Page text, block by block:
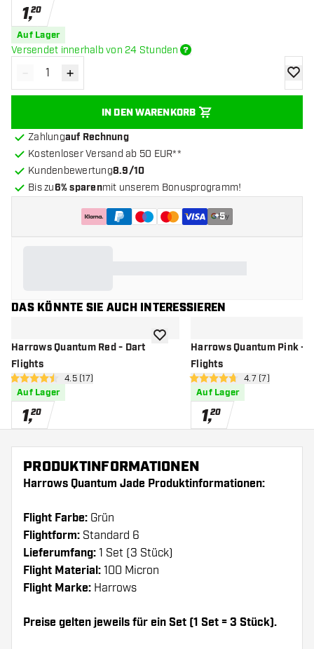
1,20
Auf Lager
Versendet innerhalb von 24 Stunden
Menge verringern
- Menge erhöhen
+
IN DEN WARENKORB
Zur
Zahlungauf Rechnung
Kostenloser Versand ab 50 EUR**
Kundenbewertung8.9/10
Bis zu6% sparenmit unserem Bonusprogramm!
+5
DAS KÖNNTE SIE AUCH INTERESSIEREN
Harrows Quantum Red - Dart
Flights
Bewertungsbereich öffnen
4.5 Bewertungssterne
4.5 (17)
Auf Lager
1,20
Zur Wunschliste hinzufügen
Harrows Quantum Pink -
Flights
4.7 Bewertungssterne
4.7 (7)
Auf Lager
1,20
PRODUKTINFORMATIONEN
Harrows Quantum Jade Produktinformationen:
Flight Farbe: Grün
Flightform: Standard 6
Lieferumfang: 1 Set (3 Stück)
Flight Material: 100 Micron
Flight Marke: Harrows
Preise gelten jeweils für ein Set (1 Set = 3 Stück).